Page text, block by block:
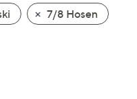
7/8 Hosen